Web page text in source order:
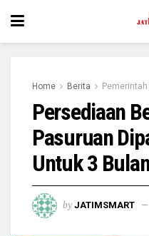
Home Berita
Persediaan
Pasuruan
Untuk 3
by JATIMSMART